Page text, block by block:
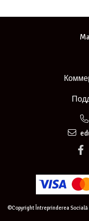
©Copyright Întreprinderea Socială